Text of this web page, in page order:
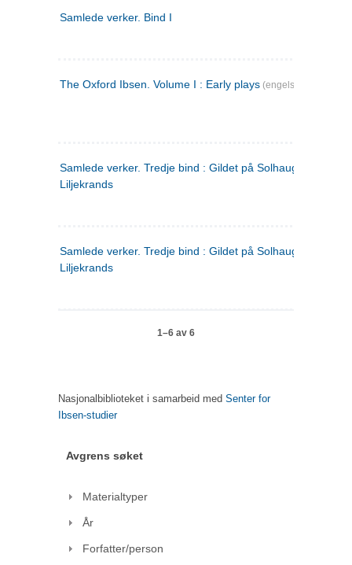
Samlede verker. Bind I
The Oxford Ibsen. Volume I : Early plays (engelsk)
Samlede verker. Tredje bind : Gildet på Solhaug ; Olaf
Liljekrands
Samlede verker. Tredje bind : Gildet på Solhaug ; Olaf
Liljekrands
1–6 av 6
Nasjonalbiblioteket i samarbeid med Senter for
Ibsen-studier
Avgrens søket
Materialtyper
År
Forfatter/person